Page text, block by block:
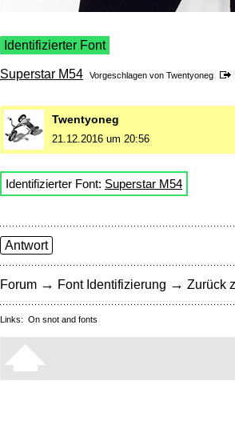
Identifizierter Font
Superstar M54 Vorgeschlagen von Twentyoneg
Twentyoneg
21.12.2016 um 20:56
Identifizierter Font: Superstar M54
Antwort
Forum → Font Identifizierung → Zurück
Links: On snot and fonts